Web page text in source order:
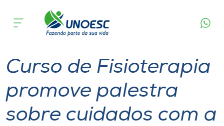
Cursos
Atendimento ao Estudante
acontece
Curso de Fisioterapia
promove palestra
sobre cuidados com a